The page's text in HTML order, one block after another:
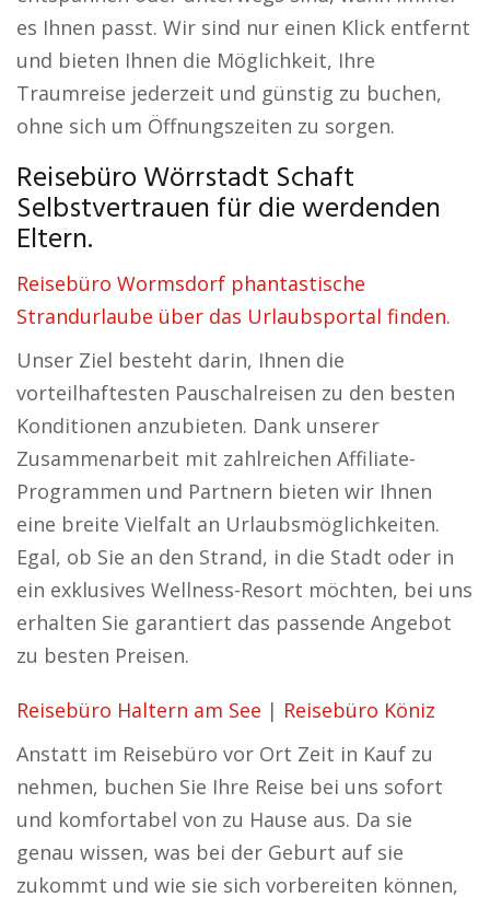
es Ihnen passt. Wir sind nur einen Klick entfernt
und bieten Ihnen die Möglichkeit, Ihre
Traumreise jederzeit und günstig zu buchen,
ohne sich um Öffnungszeiten zu sorgen.
Reisebüro Wörrstadt Schaft
Selbstvertrauen für die werdenden
Eltern.
Reisebüro Wormsdorf phantastische
Strandurlaube über das Urlaubsportal finden.
Unser Ziel besteht darin, Ihnen die
vorteilhaftesten Pauschalreisen zu den besten
Konditionen anzubieten. Dank unserer
Zusammenarbeit mit zahlreichen Affiliate-
Programmen und Partnern bieten wir Ihnen
eine breite Vielfalt an Urlaubsmöglichkeiten.
Egal, ob Sie an den Strand, in die Stadt oder in
ein exklusives Wellness-Resort möchten, bei uns
erhalten Sie garantiert das passende Angebot
zu besten Preisen.
Reisebüro Haltern am See | Reisebüro Köniz
Anstatt im Reisebüro vor Ort Zeit in Kauf zu
nehmen, buchen Sie Ihre Reise bei uns sofort
und komfortabel von zu Hause aus. Da sie
genau wissen, was bei der Geburt auf sie
zukommt und wie sie sich vorbereiten können,